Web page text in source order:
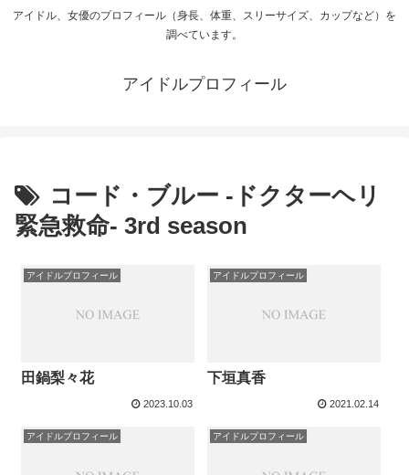
アイドル、女優のプロフィール（身長、体重、スリーサイズ、カップなど）を
調べています。
アイドルプロフィール
コード・ブルー -ドクターヘリ
緊急救命- 3rd season
アイドルプロフィール
田鍋梨々花
2023.10.03
アイドルプロフィール
下垣真香
2021.02.14
アイドルプロフィール アイドルプロフィール